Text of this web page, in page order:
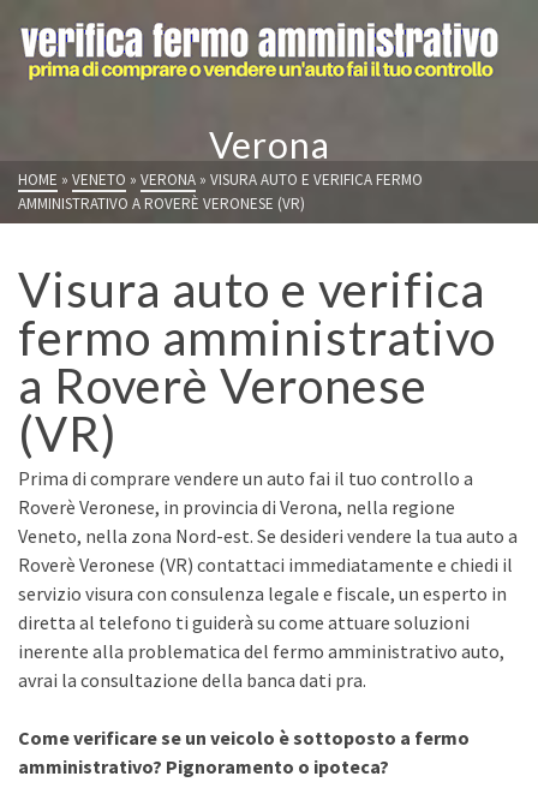
Verona
HOME » VENETO » VERONA » VISURA AUTO E VERIFICA FERMO
AMMINISTRATIVO A ROVERÈ VERONESE (VR)
Visura auto e verifica
fermo amministrativo
a Roverè Veronese
(VR)
Prima di comprare vendere un auto fai il tuo controllo a
Roverè Veronese, in provincia di Verona, nella regione
Veneto, nella zona Nord-est. Se desideri vendere la tua auto a
Roverè Veronese (VR) contattaci immediatamente e chiedi il
servizio visura con consulenza legale e fiscale, un esperto in
diretta al telefono ti guiderà su come attuare soluzioni
inerente alla problematica del fermo amministrativo auto,
avrai la consultazione della banca dati pra.
Come verificare se un veicolo è sottoposto a fermo
amministrativo? Pignoramento o ipoteca?